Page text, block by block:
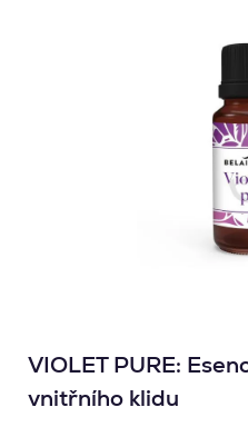
VIOLET PURE:
vnitřního klidu